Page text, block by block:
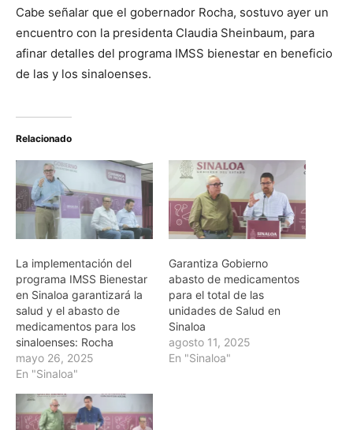
Cabe señalar que el gobernador Rocha, sostuvo ayer un
encuentro con la presidenta Claudia Sheinbaum, para
afinar detalles del programa IMSS bienestar en beneficio
de las y los sinaloenses.
Relacionado
La implementación del
programa IMSS Bienestar
en Sinaloa garantizará la
salud y el abasto de
medicamentos para los
sinaloenses: Rocha
mayo 26, 2025
En "Sinaloa"
Garantiza Gobierno
abasto de medicamentos
para el total de las
unidades de Salud en
Sinaloa
agosto 11, 2025
En "Sinaloa"